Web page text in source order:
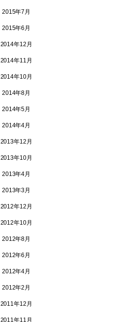
2015年7月
2015年6月
2014年12月
2014年11月
2014年10月
2014年8月
2014年5月
2014年4月
2013年12月
2013年10月
2013年4月
2013年3月
2012年12月
2012年10月
2012年8月
2012年6月
2012年4月
2012年2月
2011年12月
2011年11月